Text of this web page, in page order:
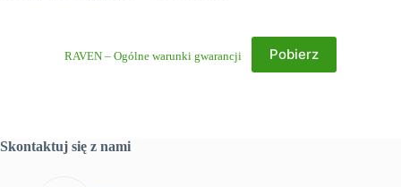
RAVEN – Ogólne warunki gwarancji Pobierz
Skontaktuj się z nami